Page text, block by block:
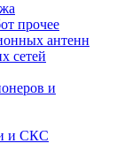
прочее
антенн
сетей
и
и СКС